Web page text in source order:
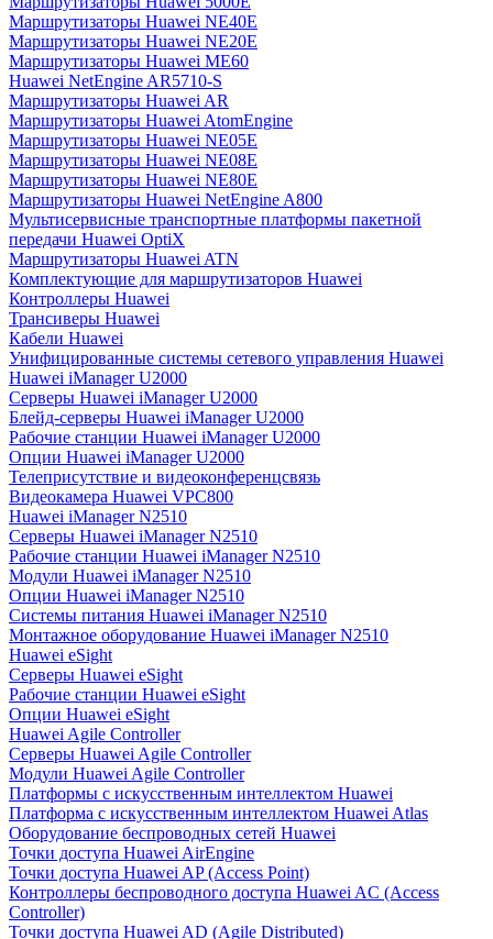
Маршрутизаторы Huawei NE40E
Маршрутизаторы Huawei NE20E
Маршрутизаторы Huawei ME60
Huawei NetEngine AR5710-S
Маршрутизаторы Huawei AR
Маршрутизаторы Huawei AtomEngine
Маршрутизаторы Huawei NE05E
Маршрутизаторы Huawei NE08E
Маршрутизаторы Huawei NE80E
Маршрутизаторы Huawei NetEngine A800
Мультисервисные транспортные платформы пакетной
передачи Huawei OptiX
Маршрутизаторы Huawei ATN
Комплектующие для маршрутизаторов Huawei
Контроллеры Huawei
Трансиверы Huawei
Кабели Huawei
Унифицированные системы сетевого управления Huawei
Huawei iManager U2000
Серверы Huawei iManager U2000
Блейд-серверы Huawei iManager U2000
Рабочие станции Huawei iManager U2000
Опции Huawei iManager U2000
Телеприсутствие и видеоконференцсвязь
Видеокамера Huawei VPC800
Huawei iManager N2510
Серверы Huawei iManager N2510
Рабочие станции Huawei iManager N2510
Модули Huawei iManager N2510
Опции Huawei iManager N2510
Системы питания Huawei iManager N2510
Монтажное оборудование Huawei iManager N2510
Huawei eSight
Серверы Huawei eSight
Рабочие станции Huawei eSight
Опции Huawei eSight
Huawei Agile Controller
Серверы Huawei Agile Controller
Модули Huawei Agile Controller
Платформы с искусственным интеллектом Huawei
Платформа с искусственным интеллектом Huawei Atlas
Оборудование беспроводных сетей Huawei
Точки доступа Huawei AirEngine
Точки доступа Huawei AP (Access Point)
Контроллеры беспроводного доступа Huawei AC (Access
Controller)
Точки доступа Huawei AD (Agile Distributed)